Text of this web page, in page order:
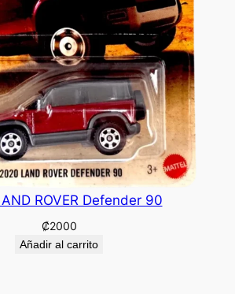
ROVER Defender 90
₡2000
Añadir al carrito